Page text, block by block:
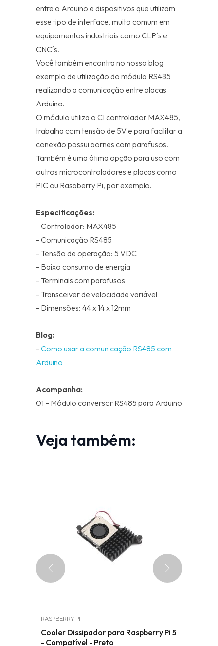
entre o Arduino e dispositivos que utilizam
esse tipo de interface, muito comum em
equipamentos industriais como CLP´s e
CNC´s.
Você também encontra no nosso blog
exemplo de utilização do módulo RS485
realizando a comunicação entre placas
Arduino.
O módulo utiliza o CI controlador MAX485,
trabalha com tensão de 5V e para facilitar a
conexão possui bornes com parafusos.
Também é uma ótima opção para uso com
outros microcontroladores e placas como
PIC ou Raspberry Pi, por exemplo.
Especificações:
- Controlador: MAX485
- Comunicação RS485
- Tensão de operação: 5 VDC
- Baixo consumo de energia
- Terminais com parafusos
- Transceiver de velocidade variável
- Dimensões: 44 x 14 x 12mm
Blog:
- Como usar a comunicação RS485 com
Arduino
Acompanha:
01 – Módulo conversor RS485 para Arduino
Veja também:
RASPBERRY PI
Cooler Dissipador para Raspberry Pi 5
- Compatível - Preto